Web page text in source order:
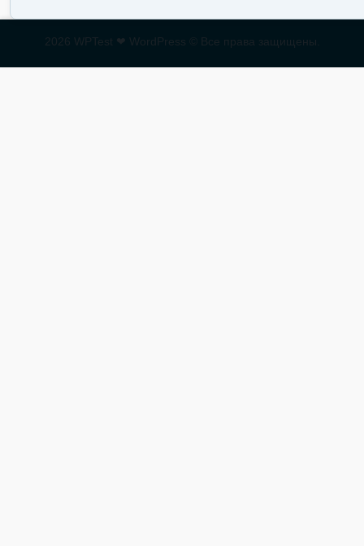
2026 WPTest ❤ WordPress © Все права защищены.